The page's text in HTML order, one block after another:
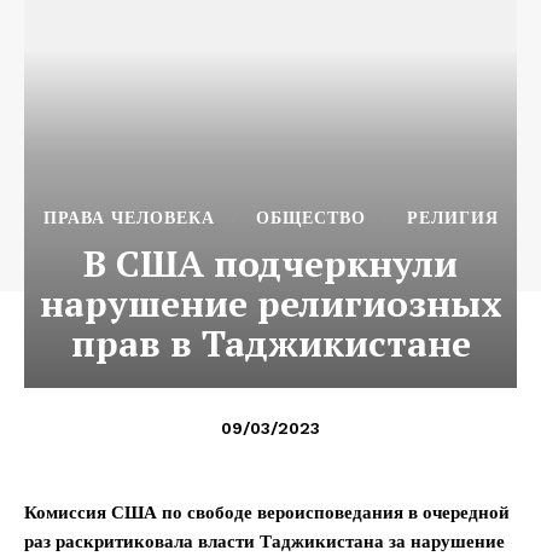
ПРАВА ЧЕЛОВЕКА ОБЩЕСТВО РЕЛИГИЯ
В США подчеркнули
нарушение религиозных
прав в Таджикистане
09/03/2023
Комиссия США по свободе вероисповедания в очередной
раз раскритиковала власти Таджикистана за нарушение